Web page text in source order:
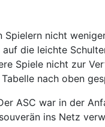
nicht
die leichte
Spiele nicht zur
nach oben
ASC war in der
ins Netz